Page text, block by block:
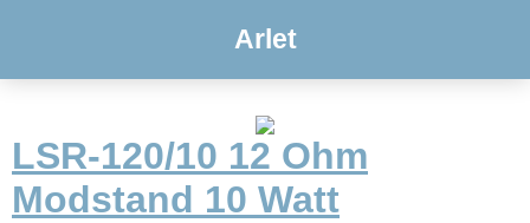
Arlet
LSR-120/10 12 Ohm
Modstand 10 Watt